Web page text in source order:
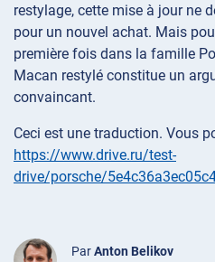
restylage, cette mise à jour ne
pour un nouvel achat. Mais
première fois dans la famille
Macan restylé constitue un
convaincant.
Ceci est une traduction. Vous
https://www.drive.ru/test-
drive/porsche/
ParAnton Belikov